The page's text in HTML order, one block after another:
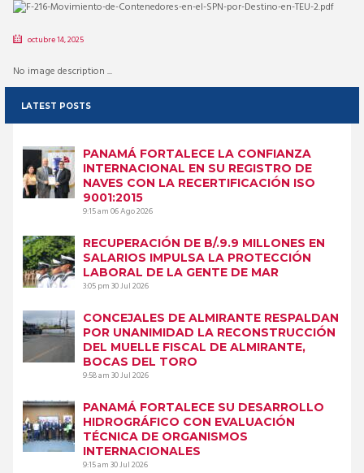
octubre 14, 2025
No image description ...
LATEST POSTS
PANAMÁ FORTALECE LA CONFIANZA
INTERNACIONAL EN SU REGISTRO DE
NAVES CON LA RECERTIFICACIÓN ISO
9001:2015
9:15 am06 Ago 2026
RECUPERACIÓN DE B/.9.9 MILLONES EN
SALARIOS IMPULSA LA PROTECCIÓN
LABORAL DE LA GENTE DE MAR
3:05 pm30 Jul 2026
CONCEJALES DE ALMIRANTE RESPALDAN
POR UNANIMIDAD LA RECONSTRUCCIÓN
DEL MUELLE FISCAL DE ALMIRANTE,
BOCAS DEL TORO
9:58 am30 Jul 2026
PANAMÁ FORTALECE SU DESARROLLO
HIDROGRÁFICO CON EVALUACIÓN
TÉCNICA DE ORGANISMOS
INTERNACIONALES
9:15 am30 Jul 2026